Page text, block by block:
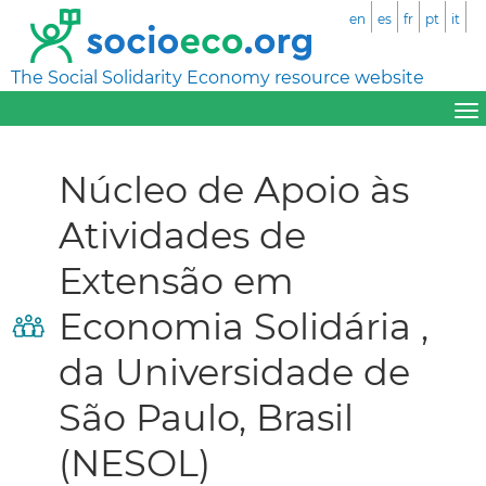
The Social Solidarity Economy resource website
en es fr pt it
Núcleo de Apoio às
Atividades de
Extensão em
Economia Solidária ,
da Universidade de
São Paulo, Brasil
(NESOL)